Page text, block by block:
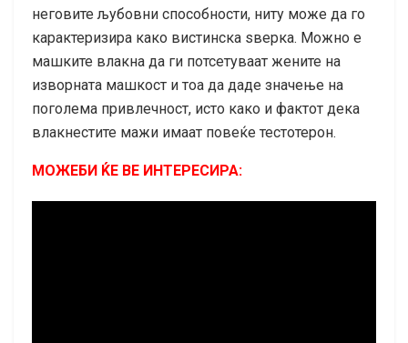
неговите љубовни способности, ниту може да го
карактеризира како вистинска ѕверка. Можно е
машките влакна да ги потсетуваат жените на
изворната машкост и тоа да даде значење на
поголема привлечност, исто како и фактот дека
влакнестите мажи имаат повеќе тестотерон.
МОЖЕБИ ЌЕ ВЕ ИНТЕРЕСИРА: